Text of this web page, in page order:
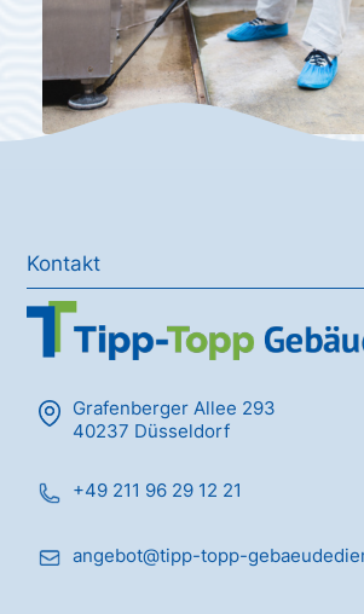
Kontakt
Grafenberger Allee 293
40237 Düsseldorf
+49 211 96 29 12 21
angebot@tipp-topp-